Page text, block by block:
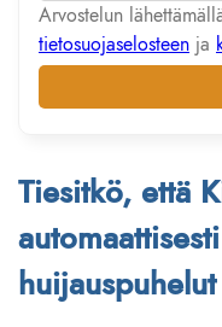
Arvostelun
tietosuojaselosteen ja
Tiesitkö, että